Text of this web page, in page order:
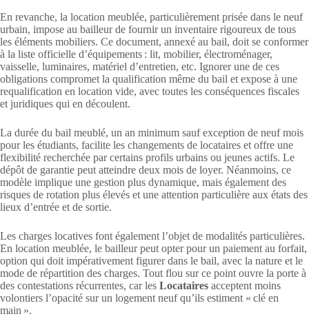
En revanche, la location meublée, particulièrement prisée dans le neuf
urbain, impose au bailleur de fournir un inventaire rigoureux de tous
les éléments mobiliers. Ce document, annexé au bail, doit se conformer
à la liste officielle d’équipements : lit, mobilier, électroménager,
vaisselle, luminaires, matériel d’entretien, etc. Ignorer une de ces
obligations compromet la qualification même du bail et expose à une
requalification en location vide, avec toutes les conséquences fiscales
et juridiques qui en découlent.
La durée du bail meublé, un an minimum sauf exception de neuf mois
pour les étudiants, facilite les changements de locataires et offre une
flexibilité recherchée par certains profils urbains ou jeunes actifs. Le
dépôt de garantie peut atteindre deux mois de loyer. Néanmoins, ce
modèle implique une gestion plus dynamique, mais également des
risques de rotation plus élevés et une attention particulière aux états des
lieux d’entrée et de sortie.
Les charges locatives font également l’objet de modalités particulières.
En location meublée, le bailleur peut opter pour un paiement au forfait,
option qui doit impérativement figurer dans le bail, avec la nature et le
mode de répartition des charges. Tout flou sur ce point ouvre la porte à
des contestations récurrentes, car les Locataires acceptent moins
volontiers l’opacité sur un logement neuf qu’ils estiment « clé en
main ».